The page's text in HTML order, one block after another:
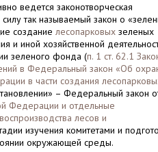
ведется законотворческая
так называемый закон о
созданиелесопарковых зеленых
и иной хозяйственной
зеленого фонда (п. 1 ст. 62.1
в Федеральный закон «Об
в части создания
– Федеральный закон
Федерации и отдельные
лесов и
изучения комитетами и
окружающей среды.